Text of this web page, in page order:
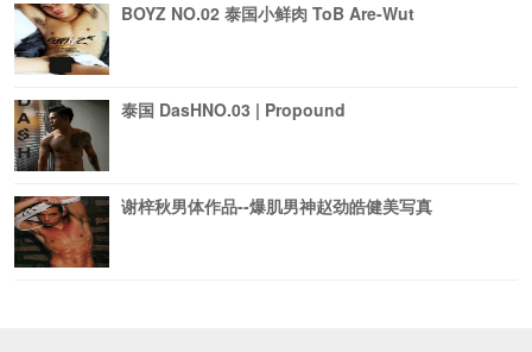
BOYZ NO.02 泰国小鲜肉 ToB Are-Wut
泰国 DasHNO.03 | Propound
谢梓秋男体作品--爆肌男神赵劲皓健美写真